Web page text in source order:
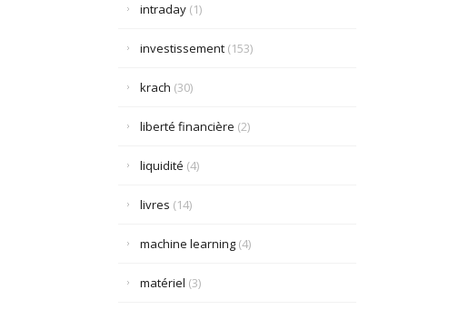
intraday(1)
investissement(153)
krach (30)
liberté financière (2)
liquidité (4)
livres (14)
machine learning(4)
matériel (3)